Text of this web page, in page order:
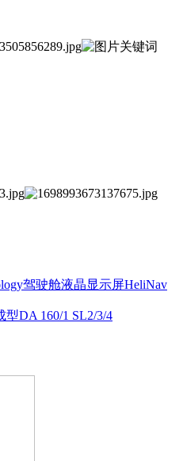
驾驶舱液晶显示屏HeliNav
DA 160/1 SL2/3/4